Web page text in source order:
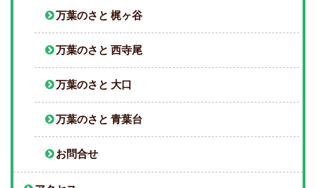
万葉のさと 梶ヶ谷
万葉のさと 西寺尾
万葉のさと 大口
万葉のさと 青葉台
お問合せ